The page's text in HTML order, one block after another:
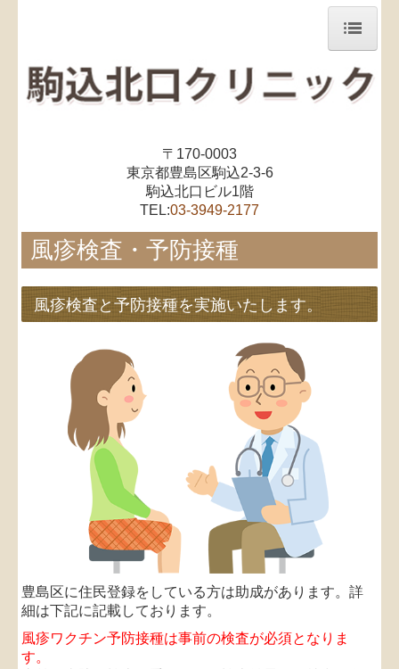
ホーム
内科
リハビリテーション科案内
リハビリテーション科物療器紹介
栄養指導
冷え性外来
予防接種・その他自費治療
風疹検査・予防接種
プラセンタ療法
ビタミン注射
花粉症治療
個人情報保護方針
〒170-0003
東京都豊島区駒込2-3-6
駒込北口ビル1階
TEL:03-3949-2177
風疹検査・予防接種
風疹検査と予防接種を実施いたします。
豊島区に住民登録をしている方は助成があります。詳
細は下記に記載しております。
風疹ワクチン予防接種は事前の検査が必須となりま
す。